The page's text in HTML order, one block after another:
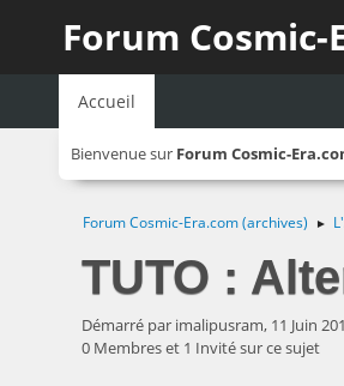
Forum
Accueil
Bienvenue sur Forum Cosmic-
Forum Cosmic-Era.com (archives) ►
TUTO :
Démarré par imalipusram, 11 Juin
0 Membres et 1 Invité sur ce sujet